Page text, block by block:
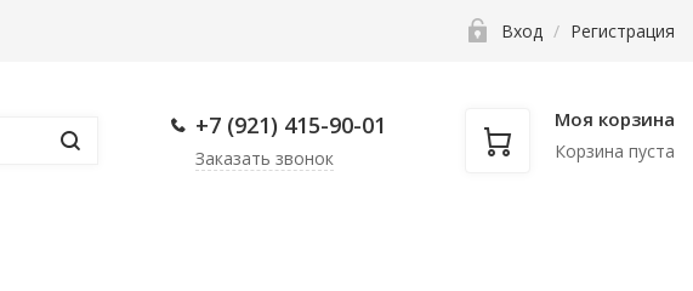
Вход / Регистрация
+7 (921) 415-90-01
Заказать звонок
Моя корзина
Корзина пуста